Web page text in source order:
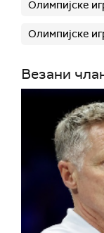
Олимпијске
Олимпијске
Везани